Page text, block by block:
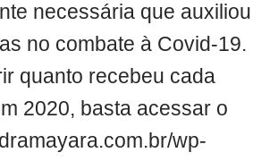
necessária que auxiliou
no combate à Covid-19.
quanto recebeu cada
2020, basta acessar o
wp-